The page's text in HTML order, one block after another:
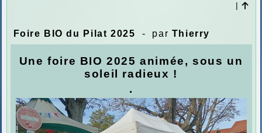
|
Foire BIO du Pilat 2025 - par Thierry
Une foire BIO 2025 animée, sous un
soleil radieux !
.